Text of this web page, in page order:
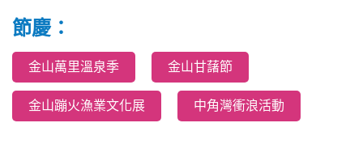
節慶：
金山萬里溫泉季 金山甘藷節
金山蹦火漁業文化展 中角灣衝浪活動